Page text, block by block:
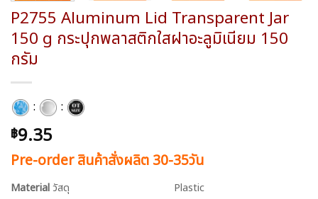
P2755 Aluminum Lid Transparent Jar
150 g กระปุกพลาสติกใสฝาอะลูมิเนียม 150
กรัม
: :
฿9.35
Pre-order สินค้าสั่งผลิต 30-35วัน
Material วัสดุ Plastic